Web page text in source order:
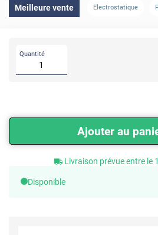
Meilleure vente Electrostatique
Quantité
Ajouter au
Livraison prévue entre le
Disponible